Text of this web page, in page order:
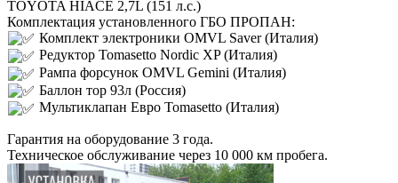
TOYOTA HIACE 2,7L (151 л.с.)
Комплектация установленного ГБО ПРОПАН:
Комплект электроники OMVL Saver (Италия)
Редуктор Tomasetto Nordic XP (Италия)
Рампа форсунок OMVL Gemini (Италия)
Баллон тор 93л (Россия)
Мультиклапан Евро Tomasetto (Италия)
Гарантия на оборудование 3 года.
Техническое обслуживание через 10 000 км пробега.